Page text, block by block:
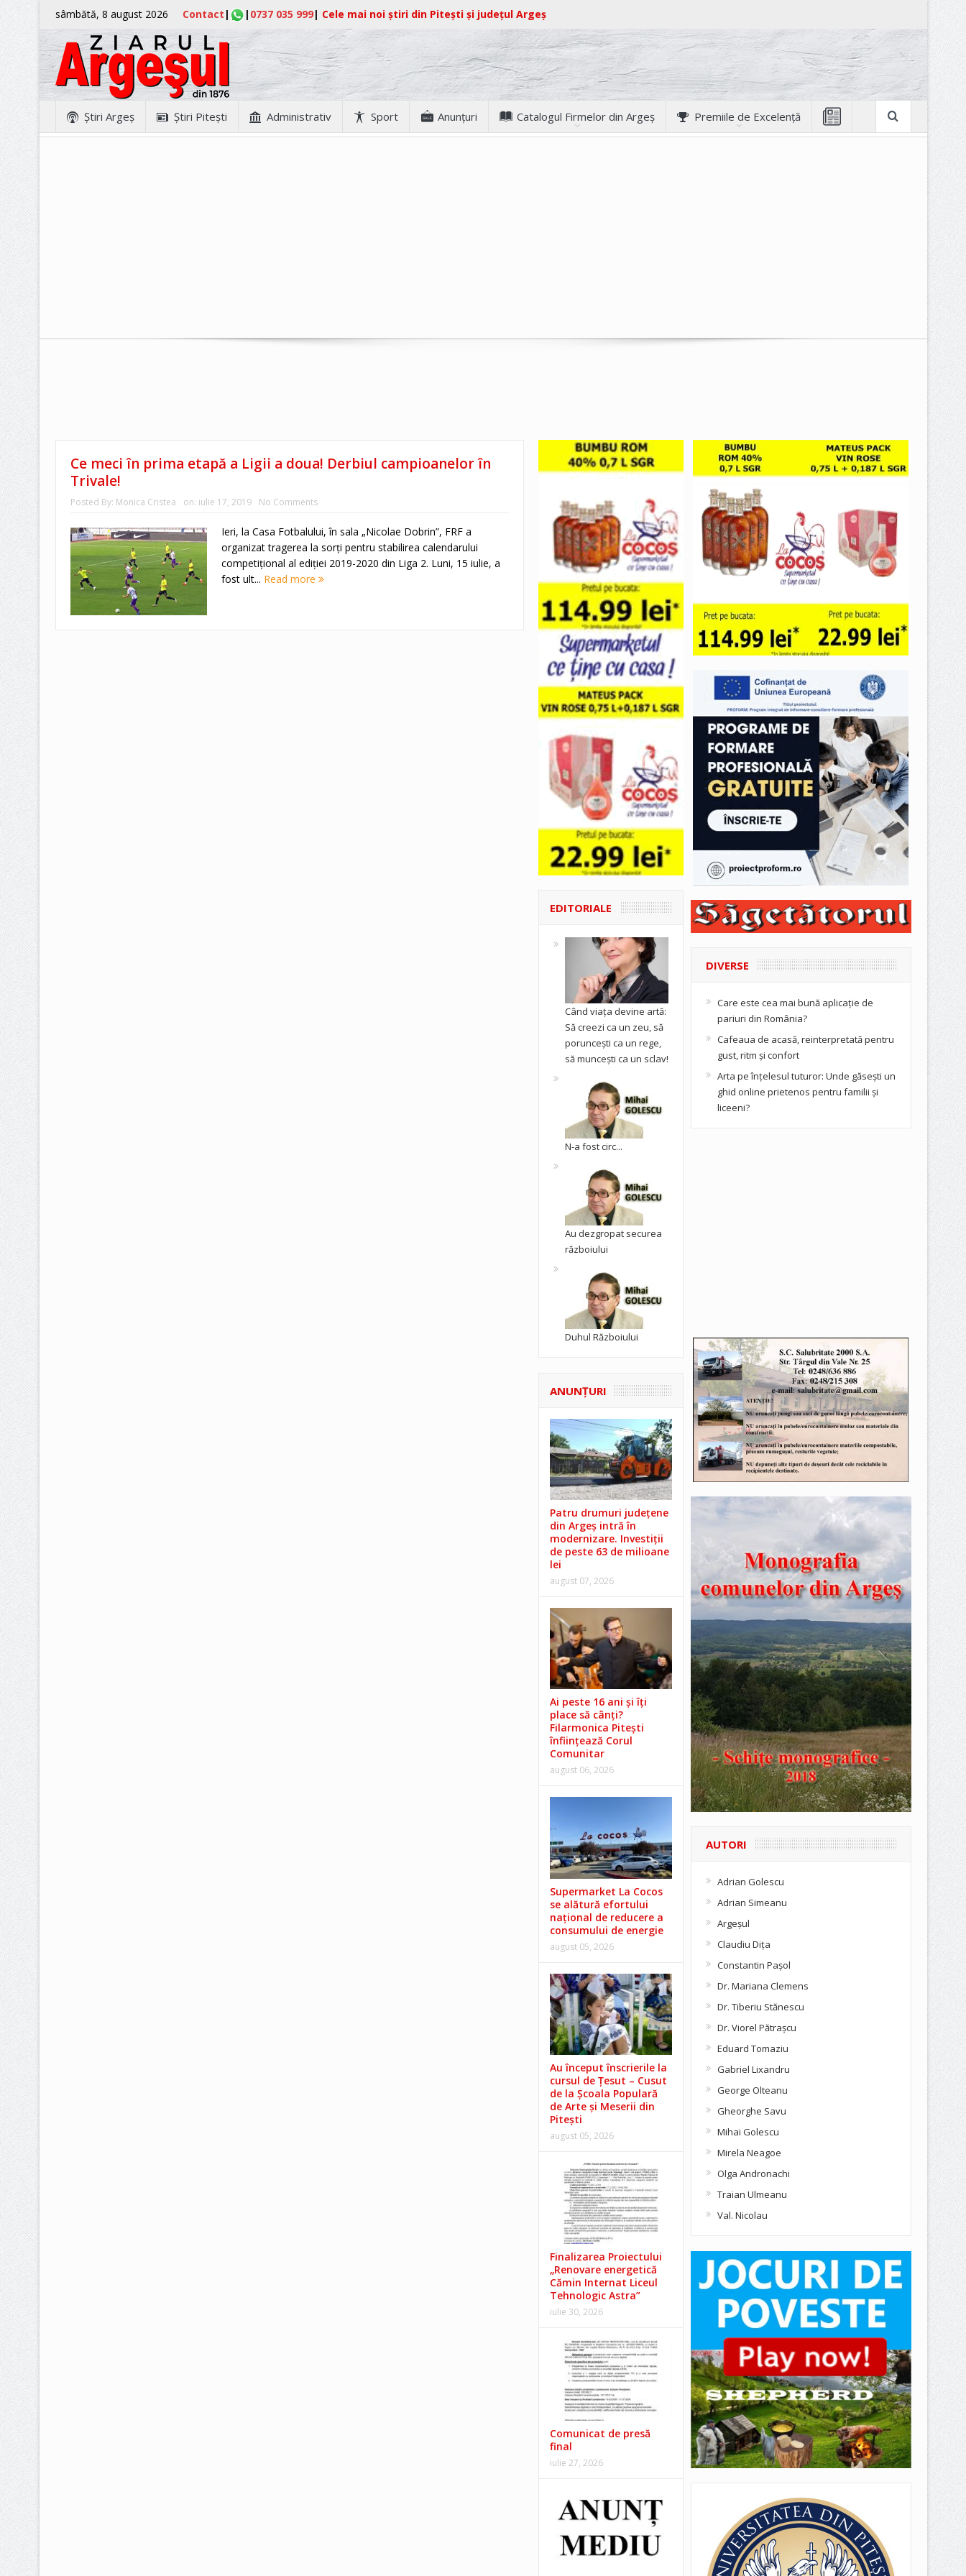
sâmbătă, 8 august 2026 Contact | | 0737 035 999| Cele mai noi știri din Pitești și județul Argeș
Ştiri Argeş Ştiri Piteşti Administrativ Sport Anunţuri Catalogul Firmelor din Argeș Premiile de Excelență
Ce meci în prima etapă a Ligii a doua! Derbiul campioanelor în
Trivale!
Posted By: Monica Cristea on: iulie 17, 2019 No Comments
Ieri, la Casa Fotbalului, în sala „Nicolae Dobrin”, FRF a
organizat tragerea la sorţi pentru stabilirea calendarului
competiţional al ediţiei 2019-2020 din Liga 2. Luni, 15 iulie, a
fost ult... Read more
EDITORIALE
Când viața devine artă:
Să creezi ca un zeu, să
poruncești ca un rege,
să muncești ca un sclav!
N-a fost circ...
Au dezgropat securea
războiului
Duhul Războiului
ANUNŢURI
Patru drumuri județene
din Argeș intră în
modernizare. Investiții
de peste 63 de milioane
lei
august 07, 2026
Ai peste 16 ani și îți
place să cânți?
Filarmonica Pitești
înființează Corul
Comunitar
august 06, 2026
Supermarket La Cocos
se alătură efortului
național de reducere a
consumului de energie
august 05, 2026
Au început înscrierile la
cursul de Țesut – Cusut
de la Școala Populară
de Arte și Meserii din
Pitești
august 05, 2026
Finalizarea Proiectului
„Renovare energetică
Cămin Internat Liceul
Tehnologic Astra”
iulie 30, 2026
Comunicat de presă
final
iulie 27, 2026
DIVERSE
Care este cea mai bună aplicație de
pariuri din România?
Cafeaua de acasă, reinterpretată pentru
gust, ritm și confort
Arta pe înțelesul tuturor: Unde găsești un
ghid online prietenos pentru familii și
liceeni?
AUTORI
Adrian Golescu
Adrian Simeanu
Argeşul
Claudiu Diţa
Constantin Pașol
Dr. Mariana Clemens
Dr. Tiberiu Stănescu
Dr. Viorel Pătraşcu
Eduard Tomaziu
Gabriel Lixandru
George Olteanu
Gheorghe Savu
Mihai Golescu
Mirela Neagoe
Olga Andronachi
Traian Ulmeanu
Val. Nicolau